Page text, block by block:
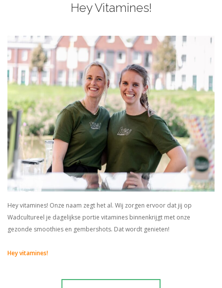
Hey Vitamines!
Hey vitamines! Onze naam zegt het al. Wij zorgen ervoor dat jij op
Wadcultureel je dagelijkse portie vitamines binnenkrijgt met onze
gezonde smoothies en gembershots. Dat wordt genieten!
Hey vitamines!